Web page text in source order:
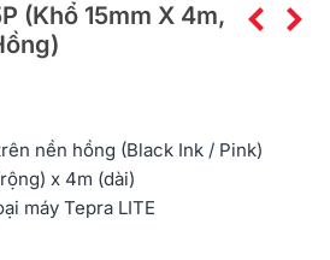
(khổ 15mm X 4m,
nền hồng (Black Ink / Pink)
x 4m (dài)
máy Tepra LITE